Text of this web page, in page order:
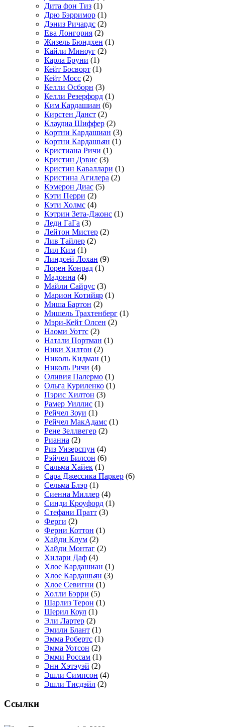
Дита фон Тиз (1)
Дрю Бэрримор (1)
Дэниз Ричардс (2)
Ева Лонгория (2)
Жизель Бюндхен (1)
Кайли Миноуг (2)
Карла Бруни (1)
Кейт Босворт (1)
Кейт Мосс (2)
Келли Осборн (3)
Келли Резерфорд (1)
Ким Кардашиан (6)
Кирстен Данст (2)
Клаудиа Шиффер (2)
Кортни Кардашиан (3)
Кортни Кардашьян (1)
Кристиана Ричи (1)
Кристин Дэвис (3)
Кристин Каваллари (1)
Кристина Агилера (2)
Кэмерон Диас (5)
Кэти Перри (2)
Кэти Холмс (4)
Кэтрин Зета-Джонс (1)
Леди ГаГа (3)
Лейтон Мистер (2)
Лив Тайлер (2)
Лил Ким (1)
Линдсей Лохан (9)
Лорен Конрад (1)
Мадонна (4)
Майли Сайрус (3)
Марион Котийяр (1)
Миша Бартон (2)
Мишель Трахтенберг (1)
Мэри-Кейт Олсен (2)
Наоми Уоттс (2)
Натали Портман (1)
Ники Хилтон (2)
Николь Кидман (1)
Николь Ричи (4)
Оливия Палермо (1)
Ольга Куриленко (1)
Пэрис Хилтон (3)
Рамер Уиллис (1)
Рейчел Зоуи (1)
Рейчел МакАдамс (1)
Рене Зеллвегер (2)
Рианна (2)
Риз Уизерспун (4)
Рэйчел Билсон (6)
Сальма Хайек (1)
Сара Джессика Паркер (6)
Сельма Блэр (1)
Сиенна Миллер (4)
Синди Кроуфорд (1)
Стефани Пратт (3)
Ферги (2)
Ферни Коттон (1)
Хайди Клум (2)
Хайди Монтаг (2)
Хилари Даф (4)
Хлое Кардашиан (1)
Хлое Кардашьян (3)
Хлое Севигни (1)
Холли Бэрри (5)
Шарлиз Терон (1)
Шерил Коул (1)
Эли Лартер (2)
Эмили Блант (1)
Эмма Робертс (1)
Эмма Уотсон (2)
Эмми Россам (1)
Энн Хэтэуэй (2)
Эшли Симпсон (4)
Эшли Тисдэйл (2)
Ссылки